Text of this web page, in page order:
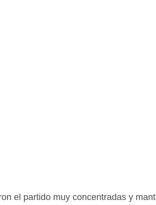
el partido muy concentradas y